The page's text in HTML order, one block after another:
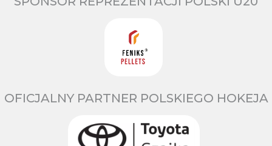
OFICJALNY PARTNER POLSKIEGO HOKEJA